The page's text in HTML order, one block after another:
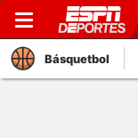
Básquetbol